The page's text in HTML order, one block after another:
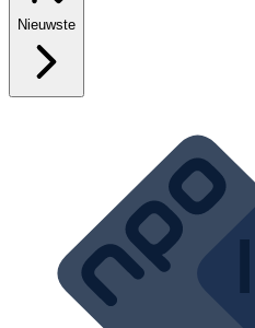
Nieuwste